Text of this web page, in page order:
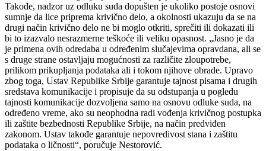
Takođe, nadzor uz odluku suda dopušten je ukoliko postoje osnovi
sumnje da lice priprema krivično delo, a okolnosti ukazuju da se na
drugi način krivično delo ne bi moglo otkriti, sprečiti ili dokazati ili
bi to izazvalo nesrazmerne teškoće ili veliku opasnost. „Jasno je da
je primena ovih odredaba u određenim slučajevima opravdana, ali se
s druge strane ostavljaju mogućnosti za različite zloupotrebe,
prilikom prikupljanja podataka ali i tokom njihove obrade. Upravo
zbog toga, Ustav Republike Srbije garantuje tajnost pisama i drugih
sredstava komunikacije i propisuje da su odstupanja u pogledu
tajnosti komunikacije dozvoljena samo na osnovu odluke suda, na
određeno vreme, ako su neophodna radi vođenja krivičnog postupka
ili zaštite bezbednosti Republike Srbije, na način predviđen
zakonom. Ustav takođe garantuje nepovredivost stana i zaštitu
podataka o ličnosti“, poručuje Nestorović.